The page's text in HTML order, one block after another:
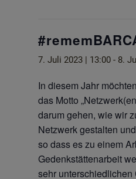
7. Juli 2023 | 13:00- 8.
In diesem Jahr
das Motto
darum gehen, wie wir
Netzwerk gestalten
so dass es zu einem
Gedenkstättenarbeit
sehr unterschiedlichen